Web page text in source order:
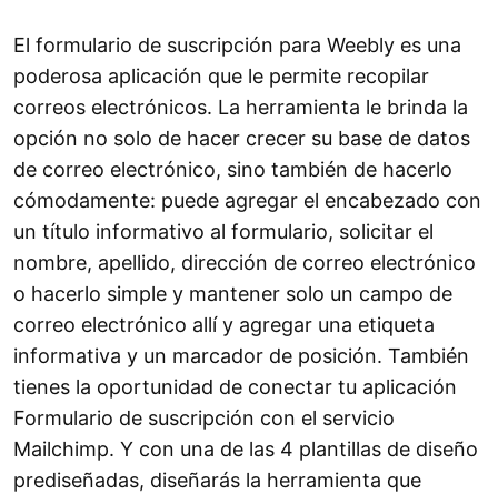
El formulario de suscripción para Weebly es una
poderosa aplicación que le permite recopilar
correos electrónicos. La herramienta le brinda la
opción no solo de hacer crecer su base de datos
de correo electrónico, sino también de hacerlo
cómodamente: puede agregar el encabezado con
un título informativo al formulario, solicitar el
nombre, apellido, dirección de correo electrónico
o hacerlo simple y mantener solo un campo de
correo electrónico allí y agregar una etiqueta
informativa y un marcador de posición. También
tienes la oportunidad de conectar tu aplicación
Formulario de suscripción con el servicio
Mailchimp. Y con una de las 4 plantillas de diseño
prediseñadas, diseñarás la herramienta que